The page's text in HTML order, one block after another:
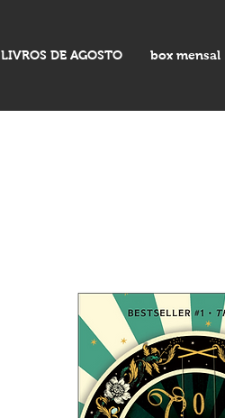
LIVROS DE AGOSTO box mensal